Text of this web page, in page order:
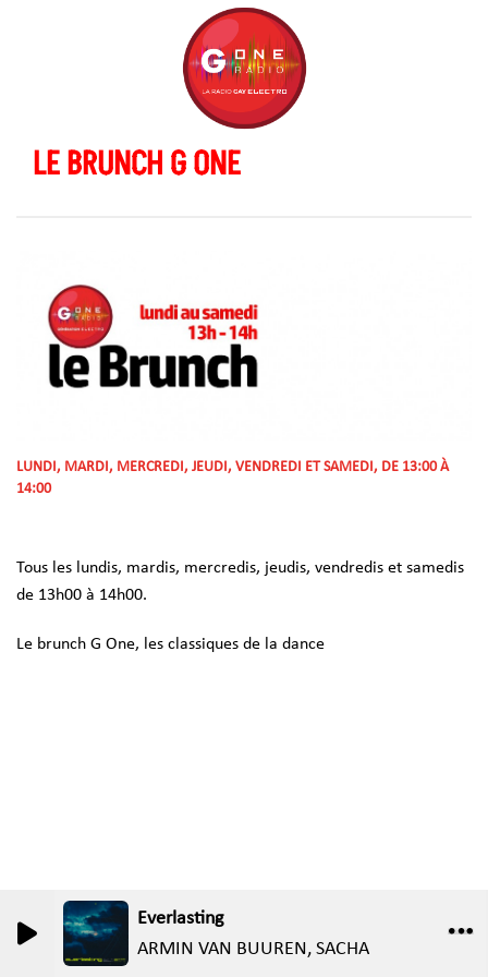
Everlasting
ARMIN VAN BUUREN, SACHA
LE BRUNCH G ONE
0 0
LUNDI, MARDI, MERCREDI, JEUDI, VENDREDI ET SAMEDI, DE 13:00 À
14:00
Tous les lundis, mardis, mercredis, jeudis, vendredis et samedis
de 13h00 à 14h00.
Le brunch G One, les classiques de la dance